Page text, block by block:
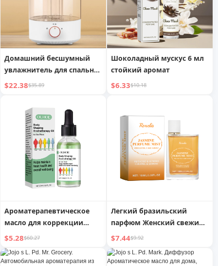
Домашний бесшумный
увлажнитель для спальни,
ароматерапевтический
$22.38$35.89
Шоколадный мускус 6 мл
стойкий аромат
$6.33$10.18
Ароматерапевтическое
масло для коррекции
фигуры
$5.28$60.27
Легкий бразильский
парфюм Женский свежий
и натуральный стойкий
аромат жасмин древесный
цветочный аромат
$7.44$9.92